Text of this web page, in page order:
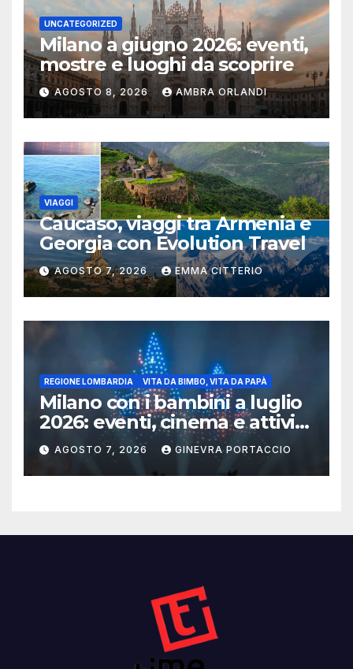
UNCATEGORIZED
Milano a giugno 2026: eventi,
mostre e luoghi da scoprire
AGOSTO 8, 2026 AMBRA ORLANDI
VIAGGI
Caucaso, viaggi tra Armenia e
Georgia con Evolution Travel
AGOSTO 7, 2026 EMMA CITTERIO
REGIONE LOMBARDIA VITA DA BIMBO, VITA DA PAPÀ
Milano con i bambini a luglio
2026: eventi, cinema e attività
per famiglie
AGOSTO 7, 2026 GINEVRA PORTACCIO